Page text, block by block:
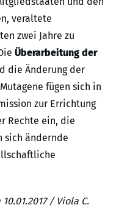
veraltete
zwei Jahre zu
Überarbeitung der
die Änderung der
fügen sich in
zur Errichtung
Rechte ein, die
sich ändernde
/ Viola C.